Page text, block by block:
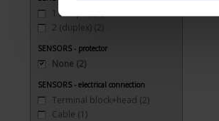
1 (simple)(2)
2 (duplex) (2)
SENSORS - protector
None (2)
SENSORS - electrical connection
Terminal block+head (2)
Cable (1)